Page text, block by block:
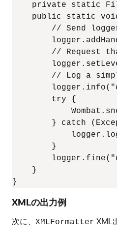
private static
public static
// Send
// Request
// Log a
        try {
} catch
        }
    }
}
XMLの出力例
次に、 XMLFormatter XML